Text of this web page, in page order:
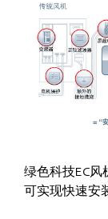
绿色科技EC风
可实现快速安